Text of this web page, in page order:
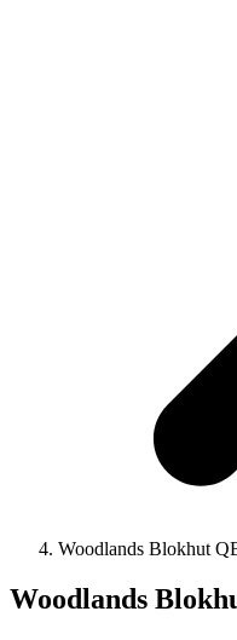
Woodlands Blokhut
Woodlands